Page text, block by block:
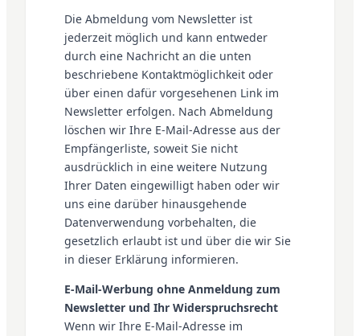
Die Abmeldung vom Newsletter ist
jederzeit möglich und kann entweder
durch eine Nachricht an die unten
beschriebene Kontaktmöglichkeit oder
über einen dafür vorgesehenen Link im
Newsletter erfolgen. Nach Abmeldung
löschen wir Ihre E-Mail-Adresse aus der
Empfängerliste, soweit Sie nicht
ausdrücklich in eine weitere Nutzung
Ihrer Daten eingewilligt haben oder wir
uns eine darüber hinausgehende
Datenverwendung vorbehalten, die
gesetzlich erlaubt ist und über die wir Sie
in dieser Erklärung informieren.
E-Mail-Werbung ohne Anmeldung zum
Newsletter und Ihr Widerspruchsrecht
Wenn wir Ihre E-Mail-Adresse im